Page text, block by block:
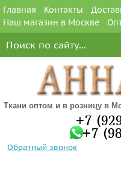
Главная Контакты
Наш магазин в Москве
Ткани оптом и в розницу в
+7
+7
Обратный звонок